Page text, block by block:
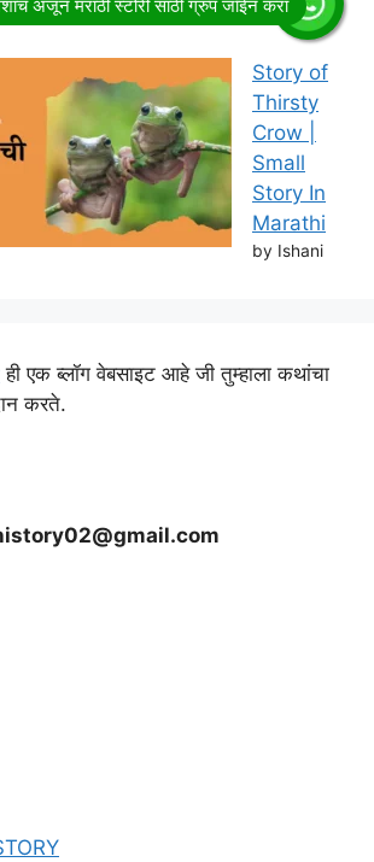
by RITESH
Story of
Thirsty
Crow |
Small
Story In
Marathi
by Ishani
ही एक ब्लॉग वेबसाइट आहे जी तुम्हाला कथांचा
करते.